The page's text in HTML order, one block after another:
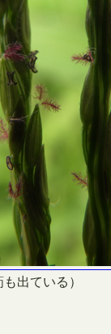
出ている）